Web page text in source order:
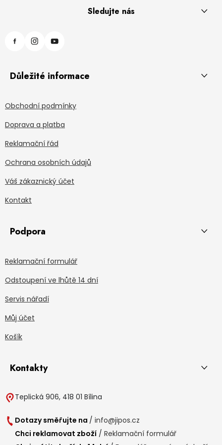
Sledujte nás
Důležité informace
Obchodní podmínky
Doprava a platba
Reklamační řád
Ochrana osobních údajů
Váš zákaznický účet
Kontakt
Podpora
Reklamační formulář
Odstoupení ve lhůtě 14 dní
Servis nářadí
Můj účet
Košík
Kontakty
Teplická 906, 418 01 Bílina
Dotazy směřujte na / info@jipos.cz
Chci reklamovat zboží / Reklamační formulář